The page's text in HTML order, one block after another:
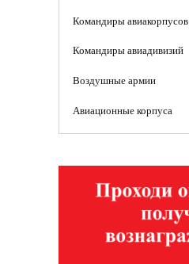
Командиры авиакорпусов
Командиры авиадивизий
Воздушные армии
Авиационные корпуса